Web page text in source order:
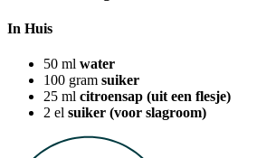
In Huis
50 ml water
100 gram suiker
25 ml citroensap (uit een flesje)
2 el suiker (voor slagroom)